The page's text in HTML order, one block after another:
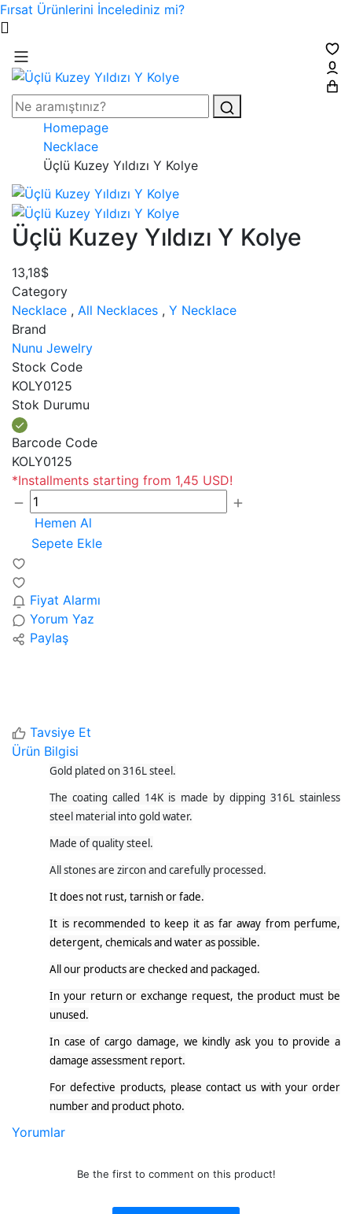
Fırsat Ürünlerini İncelediniz mi?
Homepage
Necklace
Üçlü Kuzey Yıldızı Y Kolye
Üçlü Kuzey Yıldızı Y Kolye
13,18$
Category
Necklace , All Necklaces , Y Necklace
Brand
Nunu Jewelry
Stock Code
KOLY0125
Stok Durumu
Barcode Code
KOLY0125
*Installments starting from 1,45 USD!
Hemen Al
Sepete Ekle
Fiyat Alarmı
Yorum Yaz
Paylaş
Tavsiye Et
Ürün Bilgisi
Gold plated on 316L steel.
The coating called 14K is made by dipping 316L stainless
steel material into gold water.
Made of quality steel.
All stones are zircon and carefully processed.
It does not rust, tarnish or fade.
It is recommended to keep it as far away from perfume,
detergent, chemicals and water as possible.
All our products are checked and packaged.
In your return or exchange request, the product must be
unused.
In case of cargo damage, we kindly ask you to provide a
damage assessment report.
For defective products, please contact us with your order
number and product photo.
Yorumlar
Be the first to comment on this product!